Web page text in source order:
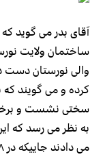
ساختمان ولایت
والی نورستان دست
کرده و می گویند که
سختی نشست و
به نظر می رسد که